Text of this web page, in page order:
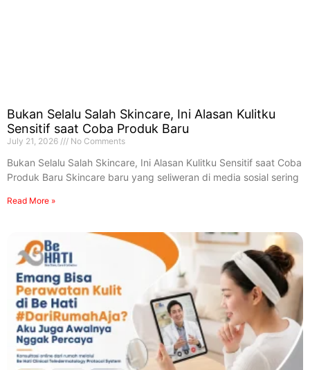
Bukan Selalu Salah Skincare, Ini Alasan Kulitku
Sensitif saat Coba Produk Baru
July 21, 2026 No Comments
Bukan Selalu Salah Skincare, Ini Alasan Kulitku Sensitif saat Coba
Produk Baru Skincare baru yang seliweran di media sosial sering
Read More »